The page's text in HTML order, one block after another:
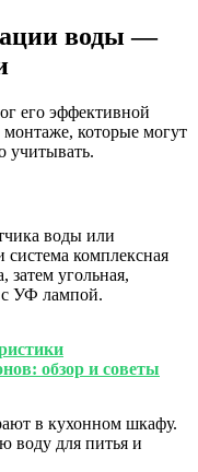
воды —
его эффективной
которые могут
учитывать.
воды или
система комплексная
затем угольная,
с УФ лампой.
обзор и советы
в кухонном шкафу.
воду для питья и